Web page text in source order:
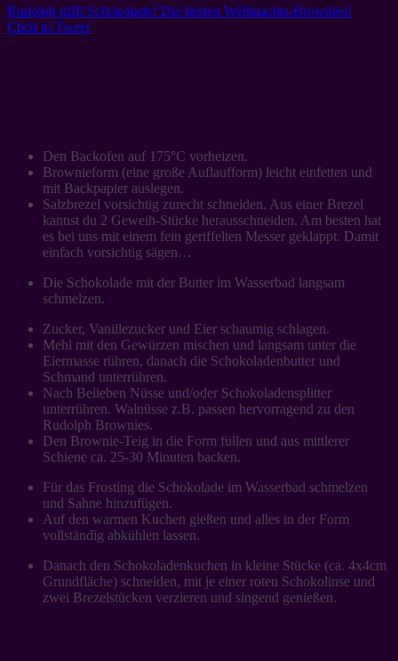
Rudolph trifft Schokolade! Die besten Weihnachts-Brownies!
Click to Tweet
Den Backofen auf 175°C vorheizen.
Brownieform (eine große Auflaufform) leicht einfetten und
mit Backpapier auslegen.
Salzbrezel vorsichtig zurecht schneiden. Aus einer Brezel
kannst du 2 Geweih-Stücke herausschneiden. Am besten hat
es bei uns mit einem fein geriffelten Messer geklappt. Damit
einfach vorsichtig sägen…
Die Schokolade mit der Butter im Wasserbad langsam
schmelzen.
Zucker, Vanillezucker und Eier schaumig schlagen.
Mehl mit den Gewürzen mischen und langsam unter die
Eiermasse rühren, danach die Schokoladenbutter und
Schmand unterrühren.
Nach Belieben Nüsse und/oder Schokoladensplitter
unterrühren. Walnüsse z.B. passen hervorragend zu den
Rudolph Brownies.
Den Brownie-Teig in die Form füllen und aus mittlerer
Schiene ca. 25-30 Minuten backen.
Für das Frosting die Schokolade im Wasserbad schmelzen
und Sahne hinzufügen.
Auf den warmen Kuchen gießen und alles in der Form
vollständig abkühlen lassen.
Danach den Schokoladenkuchen in kleine Stücke (ca. 4x4cm
Grundfläche) schneiden, mit je einer roten Schokolinse und
zwei Brezelstücken verzieren und singend genießen.